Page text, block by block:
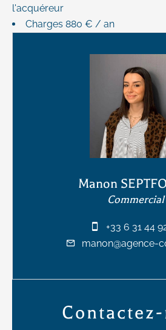
l'acquéreur
Charges 880 € / an
Manon
Commercial
+33 6 31 44
manon@agence-